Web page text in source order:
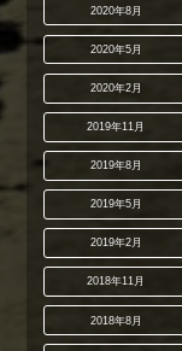
2020年8月
2020年5月
2020年2月
2019年11月
2019年8月
2019年5月
2019年2月
2018年11月
2018年8月